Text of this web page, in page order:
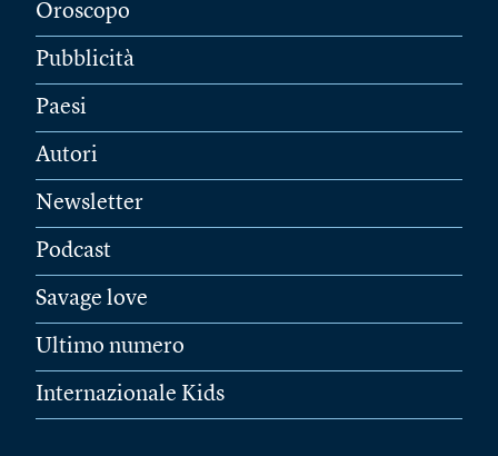
Oroscopo
Pubblicità
Paesi
Autori
Newsletter
Podcast
Savage love
Ultimo numero
Internazionale Kids